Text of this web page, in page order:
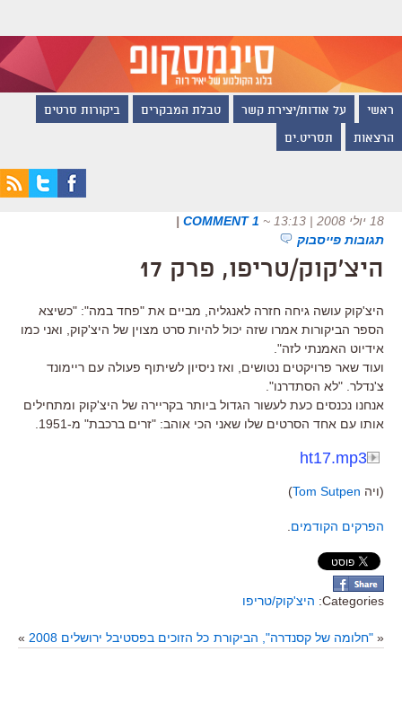
ראשי על אודות/יצירת קשר טבלת המבקרים ביקורות סרטים
הרצאות תסריט.ים
18 יולי 2008 | 13:13 ~
1 COMMENT
|
תגובות פייסבוק
היצ'קוק/טריפו, פרק 17
היצ'קוק עושה גיחה חזרה לאנגליה, מביים את "פחד במה": "כשיצא
הספר הביקורות אמרו שזה יכול להיות סרט מצוין של היצ'קוק, ואני כמו
אידיוט האמנתי לזה".
ועוד שאר פרויקטים נטושים, ואז ניסיון לשיתוף פעולה עם ריימונד
צ'נדלר. "לא הסתדרנו".
אנחנו נכנסים כעת לעשור הגדול ביותר בקריירה של היצ'קוק ומתחילים
אותו עם אחד הסרטים שלו שאני הכי אוהב: "זרים ברכבת" מ-1951.
ht17.mp3
(ויה Tom Sutpen
)
הפרקים הקודמים
Categories: היצ'קוק/טריפו
« "חלומה של קסנדרה", הביקורת כל הזוכים בפסטיבל ירושלים 2008 »